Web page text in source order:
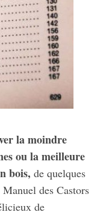
la moindre
ou la meilleure
bois, de quelques
des Castors
de